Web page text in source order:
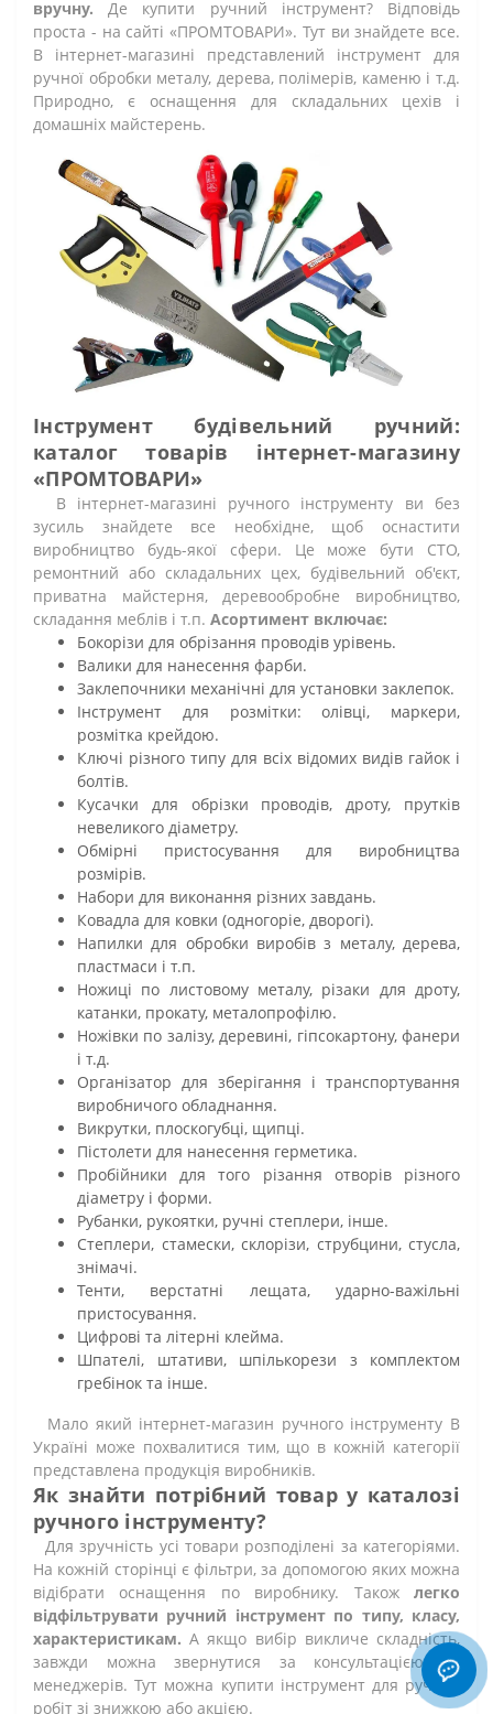
вручну. Де купити ручний інструмент? Відповідь
проста - на сайті «ПРОМТОВАРИ». Тут ви знайдете все.
В інтернет-магазині представлений інструмент для
ручної обробки металу, дерева, полімерів, каменю і т.д.
Природно, є оснащення для складальних цехів і
домашніх майстерень.
Інструмент будівельний ручний:
каталог товарів інтернет-магазину
«ПРОМТОВАРИ»
В інтернет-магазині ручного інструменту ви без
зусиль знайдете все необхідне, щоб оснастити
виробництво будь-якої сфери. Це може бути СТО,
ремонтний або складальних цех, будівельний об'єкт,
приватна майстерня, деревообробне виробництво,
складання меблів і т.п. Асортимент включає:
Бокорізи для обрізання проводів урівень.
Валики для нанесення фарби.
Заклепочники механічні для установки заклепок.
Інструмент для розмітки: олівці, маркери,
розмітка крейдою.
Ключі різного типу для всіх відомих видів гайок і
болтів.
Кусачки для обрізки проводів, дроту, прутків
невеликого діаметру.
Обмірні пристосування для виробництва
розмірів.
Набори для виконання різних завдань.
Ковадла для ковки (одногоріе, дворогі).
Напилки для обробки виробів з металу, дерева,
пластмаси і т.п.
Ножиці по листовому металу, різаки для дроту,
катанки, прокату, металопрофілю.
Ножівки по залізу, деревині, гіпсокартону, фанери
і т.д.
Організатор для зберігання і транспортування
виробничого обладнання.
Викрутки, плоскогубці, щипці.
Пістолети для нанесення герметика.
Пробійники для того різання отворів різного
діаметру і форми.
Рубанки, рукоятки, ручні степлери, інше.
Степлери, стамески, склорізи, струбцини, стусла,
знімачі.
Тенти, верстатні лещата, ударно-важільні
пристосування.
Цифрові та літерні клейма.
Шпателі, штативи, шпількорези з комплектом
гребінок та інше.
Мало який інтернет-магазин ручного інструменту В
Україні може похвалитися тим, що в кожній категорії
представлена продукція виробників.
Як знайти потрібний товар у каталозі
ручного інструменту?
Для зручність усі товари розподілені за категоріями.
На кожній сторінці є фільтри, за допомогою яких можна
відібрати оснащення по виробнику. Також легко
відфільтрувати ручний інструмент по типу, класу,
характеристикам. А якщо вибір викличе складність,
завжди можна звернутися за консультацією до
менеджерів. Тут можна купити інструмент для ручних
робіт зі знижкою або акцією.